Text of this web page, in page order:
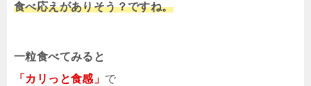
食べ応えがありそう？ですね。
一粒食べてみると
「カリっと食感」 で